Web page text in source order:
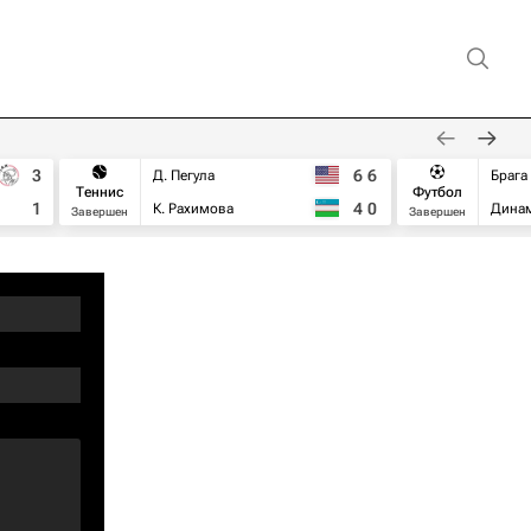
3
1
Теннис
Завершен
Д. Пегула
К. Рахимова
6 6
4 0
Футбол
Завершен
Брага